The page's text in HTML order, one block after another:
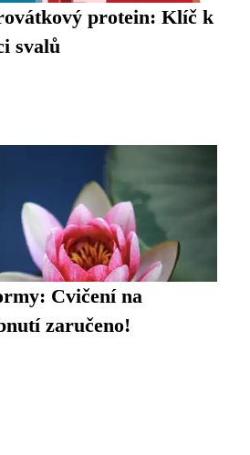
protein: Klíč k
svalů
Cvičení na
zaručeno!